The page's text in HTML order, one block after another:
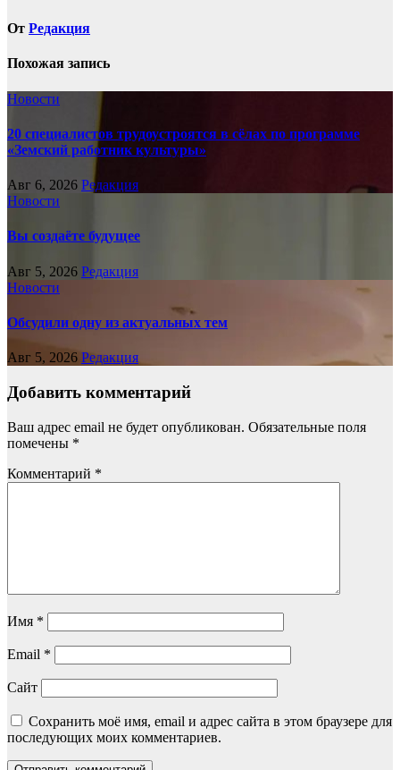
От Редакция
Похожая запись
Новости
20 специалистов трудоустроятся в сёлах по программе
«Земский работник культуры»
Авг 6, 2026 Редакция
Новости
Вы создаёте будущее
Авг 5, 2026 Редакция
Новости
Обсудили одну из актуальных тем
Авг 5, 2026 Редакция
Добавить комментарий
Ваш адрес email не будет опубликован. Обязательные поля
помечены *
Комментарий *
Имя *
Email *
Сайт
Сохранить моё имя, email и адрес сайта в этом браузере для
последующих моих комментариев.